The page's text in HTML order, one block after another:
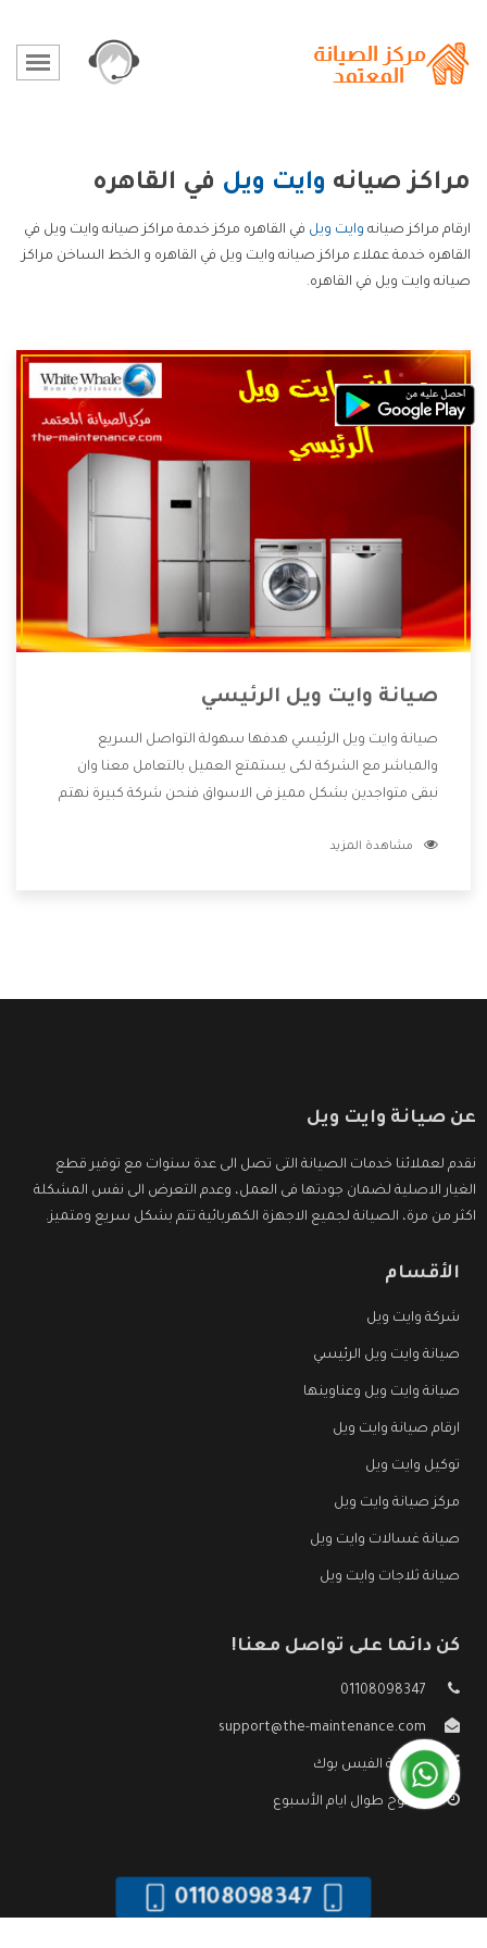
مراكز صيانه وايت ويل في القاهره
ارقام مراكز صيانه وايت ويل في القاهره مركز خدمة مراكز صيانه وايت ويل في
القاهره خدمة عملاء مراكز صيانه وايت ويل في القاهره و الخط الساخن مراكز
صيانه وايت ويل في القاهره.
صيانة وايت ويل الرئيسي
صيانة وايت ويل الرئيسي هدفها سهولة التواصل السريع
والمباشر مع الشركة لكى يستمتع العميل بالتعامل معنا وان
نبقى متواجدين بشكل مميز فى الاسواق فنحن شركة كبيرة نهتم
الشركة بها والتى تكون منها خدمة الصيانة التى تكون من أهم
مشاهدة المزيد
عن صيانة وايت ويل
نقدم لعملائنا خدمات الصيانة التى تصل الى عدة سنوات مع توفير قطع
الغيار الاصلية لضمان جودتها فى العمل، وعدم التعرض الى نفس المشكلة
اكثر من مرة، الصيانة لجميع الاجهزة الكهربائية تتم بشكل سريع ومتميز.
الأقسام
شركة وايت ويل
صيانة وايت ويل الرئيسي
صيانة وايت ويل وعناوينها
ارقام صيانة وايت ويل
توكيل وايت ويل
مركز صيانة وايت ويل
صيانة غسالات وايت ويل
صيانة ثلاجات وايت ويل
كن دائما على تواصل معنا!
01108098347
support@the-maintenance.com
صفحة الفيس بوك
مفتوح طوال ايام الأسبوع
01108098347